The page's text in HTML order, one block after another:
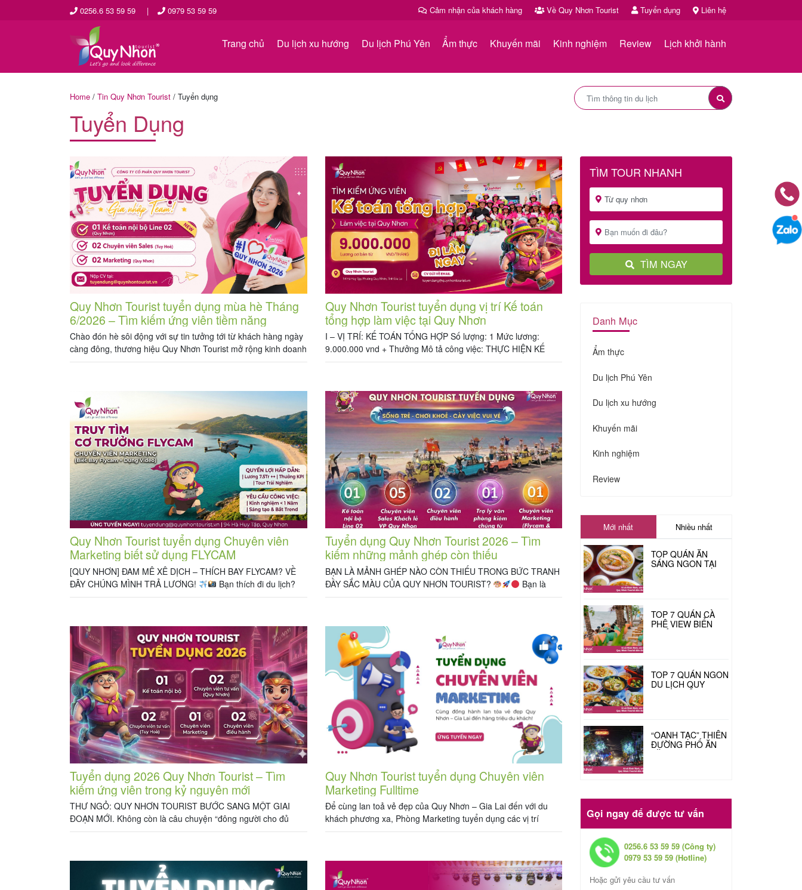
0256.6 53 59 59 | 0979 53 59 59 Cảm nhận của khách hàng Về Quy Nhơn Tourist Tuyển dụng Liên hệ
Trang chủ Du lịch xu hướng Du lịch Phú Yên Ẩm thực Khuyến mãi Kinh nghiệm Review Lịch khởi hành
Home / Tin Quy Nhơn Tourist / Tuyển dụng
Tuyển Dụng
Quy Nhơn Tourist tuyển dụng mùa hè Tháng
6/2026 – Tìm kiếm ứng viên tiềm năng
Chào đón hè sôi động với sự tin tưởng tới từ khách hàng ngày
càng đông, thương hiệu Quy Nhơn Tourist mở rộng kinh doanh
tuyển dụng các vị trí sau: I – VỊ TRÍ: KẾ TOÁN NỘI BỘ LINE
Quy Nhơn Tourist tuyển dụng vị trí Kế toán
tổng hợp làm việc tại Quy Nhơn
I – VỊ TRÍ: KẾ TOÁN TỔNG HỢP Số lượng: 1 Mức lương:
9.000.000 vnd + Thưởng Mô tả công việc: THỰC HIỆN KẾ
TOÁN TỔNG HỢP CHO 2 ĐƠN VỊ THUỘC TỔNG CÔNG TY
Quy Nhơn Tourist tuyển dụng Chuyên viên
Marketing biết sử dụng FLYCAM
[QUY NHƠN] ĐAM MÊ XÊ DỊCH – THÍCH BAY FLYCAM? VỀ
ĐÂY CHÚNG MÌNH TRẢ LƯƠNG!
Bạn thích đi du lịch?
Bạn có “gu” kể chuyện bằng hình ảnh và trót đam mê những
Tuyển dụng Quy Nhơn Tourist 2026 – Tìm
kiếm những mảnh ghép còn thiếu
BẠN LÀ MẢNH GHÉP NÀO CÒN THIẾU TRONG BỨC TRANH
ĐẦY SẮC MÀU CỦA QUY NHƠN TOURIST?
Bạn là
mảnh ghép Đỏ rực lửa, đầy nhiệt huyết trong vị trí Chuyên
Tuyển dụng 2026 Quy Nhơn Tourist – Tìm
kiếm ứng viên trong kỷ nguyên mới
THƯ NGỎ: QUY NHƠN TOURIST BƯỚC SANG MỘT GIAI
ĐOẠN MỚI. Không còn là câu chuyện “đông người cho đủ
việc”. Không còn là tuyển để lấp chỗ trống. 2026 là năm chúng
Quy Nhơn Tourist tuyển dụng Chuyên viên
Marketing Fulltime
Để cùng lan toả vẻ đẹp của Quy Nhơn – Gia Lai đến với du
khách phương xa, Phòng Marketing tuyển dụng các vị trí
Chuyên viên Marketing như sau: I – VỊ TRÍ: CHUYÊN VIÊN
TÌM TOUR NHANH
TÌM NGAY
Danh Mục
Ẩm thực
Du lịch Phú Yên
Du lịch xu hướng
Khuyến mãi
Kinh nghiệm
Review
Mới nhất Nhiều nhất
TOP QUÁN ĂN
SÁNG NGON TẠI
TOP 7 QUÁN CÀ
PHÊ VIEW BIỂN
TRIỆU ĐÔ TẠI QUY
TOP 7 QUÁN NGON
DU LỊCH QUY
NHƠN CHỈ NGƯỜI
“OANH TẠC” THIÊN
ĐƯỜNG PHỐ ĂN
VẶT PHAN BỘI
Gọi ngay để được tư vấn
0256.6 53 59 59 (Công ty)
0979 53 59 59 (Hotline)
Hoặc gửi yêu cầu tư vấn